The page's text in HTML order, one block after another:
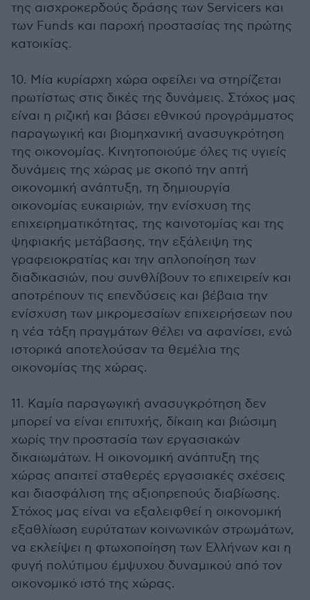
της αισχροκερδούς δράσης των Servicers και
των Funds και παροχή προστασίας της πρώτης
κατοικίας.
10. Μία κυρίαρχη χώρα οφείλει να στηρίζεται
πρωτίστως στις δικές της δυνάμεις. Στόχος μας
είναι η ριζική και βάσει εθνικού προγράμματος
παραγωγική και βιομηχανική ανασυγκρότηση
της οικονομίας. Κινητοποιούμε όλες τις υγιείς
δυνάμεις της χώρας με σκοπό την απτή
οικονομική ανάπτυξη, τη δημιουργία
οικονομίας ευκαιριών, την ενίσχυση της
επιχειρηματικότητας, της καινοτομίας και της
ψηφιακής μετάβασης, την εξάλειψη της
γραφειοκρατίας και την απλοποίηση των
διαδικασιών, που συνθλίβουν το επιχειρείν και
αποτρέπουν τις επενδύσεις και βέβαια την
ενίσχυση των μικρομεσαίων επιχειρήσεων που
η νέα τάξη πραγμάτων θέλει να αφανίσει, ενώ
ιστορικά αποτελούσαν τα θεμέλια της
οικονομίας της χώρας.
11. Καμία παραγωγική ανασυγκρότηση δεν
μπορεί να είναι επιτυχής, δίκαιη και βιώσιμη
χωρίς την προστασία των εργασιακών
δικαιωμάτων. Η οικονομική ανάπτυξη της
χώρας απαιτεί σταθερές εργασιακές σχέσεις
και διασφάλιση της αξιοπρεπούς διαβίωσης.
Στόχος μας είναι να εξαλειφθεί η οικονομική
εξαθλίωση ευρύτατων κοινωνικών στρωμάτων,
να εκλείψει η φτωχοποίηση των Ελλήνων και η
φυγή πολύτιμου έμψυχου δυναμικού από τον
οικονομικό ιστό της χώρας.